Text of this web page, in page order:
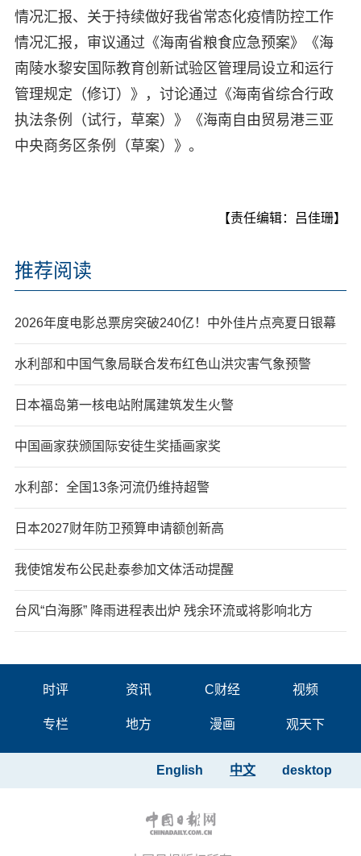
情况汇报、关于持续做好我省常态化疫情防控工作
情况汇报，审议通过《海南省粮食应急预案》《海
南陵水黎安国际教育创新试验区管理局设立和运行
管理规定（修订）》，讨论通过《海南省综合行政
执法条例（试行，草案）》《海南自由贸易港三亚
中央商务区条例（草案）》。
【责任编辑：吕佳珊】
推荐阅读
2026年度电影总票房突破240亿！中外佳片点亮夏日银幕
水利部和中国气象局联合发布红色山洪灾害气象预警
日本福岛第一核电站附属建筑发生火警
中国画家获颁国际安徒生奖插画家奖
水利部：全国13条河流仍维持超警
日本2027财年防卫预算申请额创新高
我使馆发布公民赴泰参加文体活动提醒
台风“白海豚” 降雨进程表出炉 残余环流或将影响北方
时评 资讯 C财经 视频
专栏 地方 漫画 观天下
desktop
中文
English